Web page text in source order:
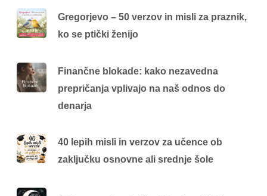
Gregorjevo – 50 verzov in misli za praznik,
ko se ptički ženijo
Finančne blokade: kako nezavedna
prepričanja vplivajo na naš odnos do
denarja
40 lepih misli in verzov za učence ob
zaključku osnovne ali srednje šole